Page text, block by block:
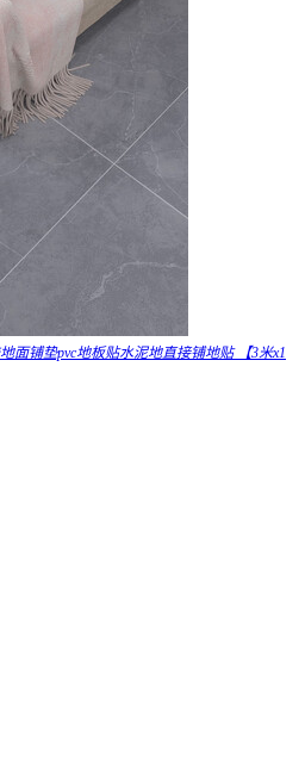
面铺垫pvc地板贴水泥地直接铺地贴 【3米x1